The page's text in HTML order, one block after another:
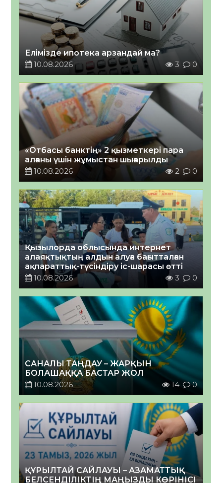
Елімізде ипотека арзандай ма?
10.08.2026
3 0
«Отбасы банктің» 2 қызметкері пара
алғаны үшін жұмыстан шығарылды
10.08.2026
2 0
Қызылорда облысында интернет
алаяқтықтың алдын алуға бағытталған
ақпараттық-түсіндіру іс-шарасы өтті
10.08.2026
3 0
САНАЛЫ ТАҢДАУ – ЖАРҚЫН
БОЛАШАҚҚА БАСТАР ЖОЛ
10.08.2026
14 0
ҚҰРЫЛТАЙ САЙЛАУЫ – АЗАМАТТЫҚ
БЕЛСЕНДІЛІКТІҢ МАҢЫЗДЫ КӨРІНІСІ